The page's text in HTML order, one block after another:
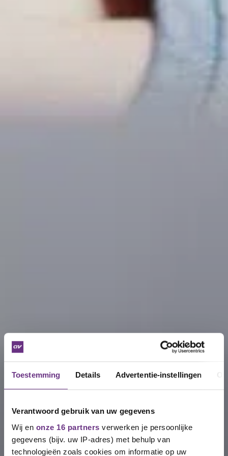
Toestemming Details Advertentie-instellingen
Verantwoord gebruik van uw gegevens
Wij en onze 16 partners verwerken je persoonlijke
gegevens (bijv. uw IP-adres) met behulp van
technologieën zoals cookies om informatie op uw